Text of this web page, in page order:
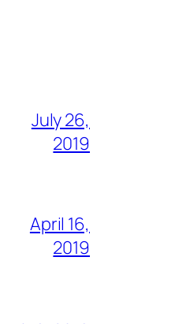
July 26,
2019
April 16,
2019